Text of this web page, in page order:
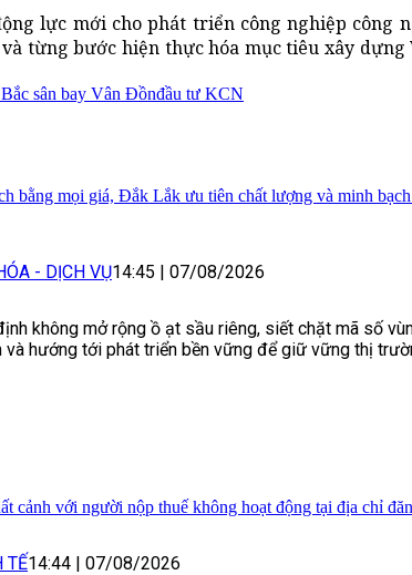
lực mới cho phát triển công nghiệp công
từng bước hiện thực hóa mục tiêu xây dựng
sân bay Vân Đồnđầu tư KCN
bằng mọi giá, Đắk Lắk ưu tiên chất lượng và minh bạch
- DỊCH VỤ14:45 07/08/2026
không mở rộng ồ ạt sầu riêng, siết chặt mã số
hướng tới phát triển bền vững để giữ vững thị
cảnh với người nộp thuế không hoạt động tại địa chỉ
TẾ14:44 | 07/08/2026